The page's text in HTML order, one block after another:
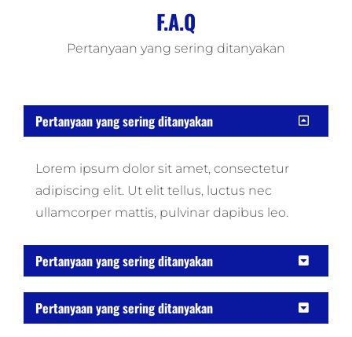
F.A.Q
Pertanyaan yang sering ditanyakan
Pertanyaan yang sering ditanyakan
Lorem ipsum dolor sit amet, consectetur
adipiscing elit. Ut elit tellus, luctus nec
ullamcorper mattis, pulvinar dapibus leo.
Pertanyaan yang sering ditanyakan
Pertanyaan yang sering ditanyakan